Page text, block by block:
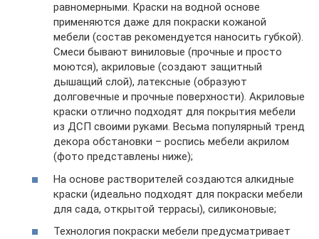
равномерными. Краски на водной основе
применяются даже для покраски кожаной
мебели (состав рекомендуется наносить губкой).
Смеси бывают виниловые (прочные и просто
моются), акриловые (создают защитный
дышащий слой), латексные (образуют
долговечные и прочные поверхности). Акриловые
краски отлично подходят для покрытия мебели
из ДСП своими руками. Весьма популярный тренд
декора обстановки – роспись мебели акрилом
(фото представлены ниже);
На основе растворителей создаются алкидные
краски (идеально подходят для покраски мебели
для сада, открытой террасы), силиконовые;
Технология покраски мебели предусматривает